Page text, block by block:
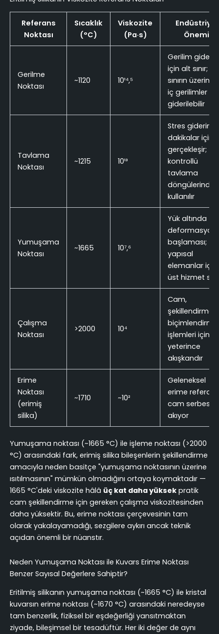
Referans
Noktası
Sıcaklık
(°C)
Viskozite
(Pa·s)
Endüstriyel
Önemi
Gerilme
Noktası
~1120 10¹⁴,⁵
Gerilim
için alt sınır; bu
sınırın üzerinde
iç gerilimler
giderilebilir
Tavlama
Noktası
~1215 10¹³
Stres giderimi
dakikalar
gerçekleşir;
kontrollü
tavlama
döngülerinde
kullanılır
Yumuşama
Noktası
~1665 10⁷,⁶
Yük altında
başlaması;
yapısal
elemanlar için
üst hizmet
Çalışma
Noktası
>2000 10⁴
Cam,
şekillendirme
biçimlendirme
işlemleri için
yeterince
akışkandır
Erime
Noktası
(erimiş
silika)
~1710 ~10²
Geleneksel
erime
cam
akıyor
Yumuşama noktası (~1665 °C) ile işleme noktası (>2000
°C) arasındaki fark, erimiş silika bileşenlerin şekillendirme
amacıyla neden basitçe "yumuşama noktasının üzerine
ısıtılmasının" mümkün olmadığını ortaya koymaktadır —
1665 °C'deki viskozite hâlâ üç kat daha yüksek pratik
cam şekillendirme için gereken çalışma viskozitesinden
daha yüksektir. Bu, erime noktası çerçevesinin tam
olarak yakalayamadığı, sezgilere aykırı ancak teknik
açıdan önemli bir nüanstır.
Neden Yumuşama Noktası ile Kuvars Erime Noktası
Benzer Sayısal Değerlere Sahiptir?
Eritilmiş silikanın yumuşama noktası (~1665 °C) ile kristal
kuvarsın erime noktası (~1670 °C) arasındaki neredeyse
tam benzerlik, fiziksel bir eşdeğerliği yansıtmaktan
ziyade, bileşimsel bir tesadüftür. Her iki değer de aynı